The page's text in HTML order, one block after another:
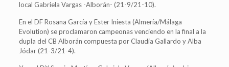
local Gabriela Vargas -Alborán- (21-9/21-10).
En el DF Rosana García y Ester Iniesta (Almería/Málaga
Evolution) se proclamaron campeonas venciendo en la final a la
dupla del CB Alborán compuesta por Claudia Gallardo y Alba
Jódar (21-3/21-4).